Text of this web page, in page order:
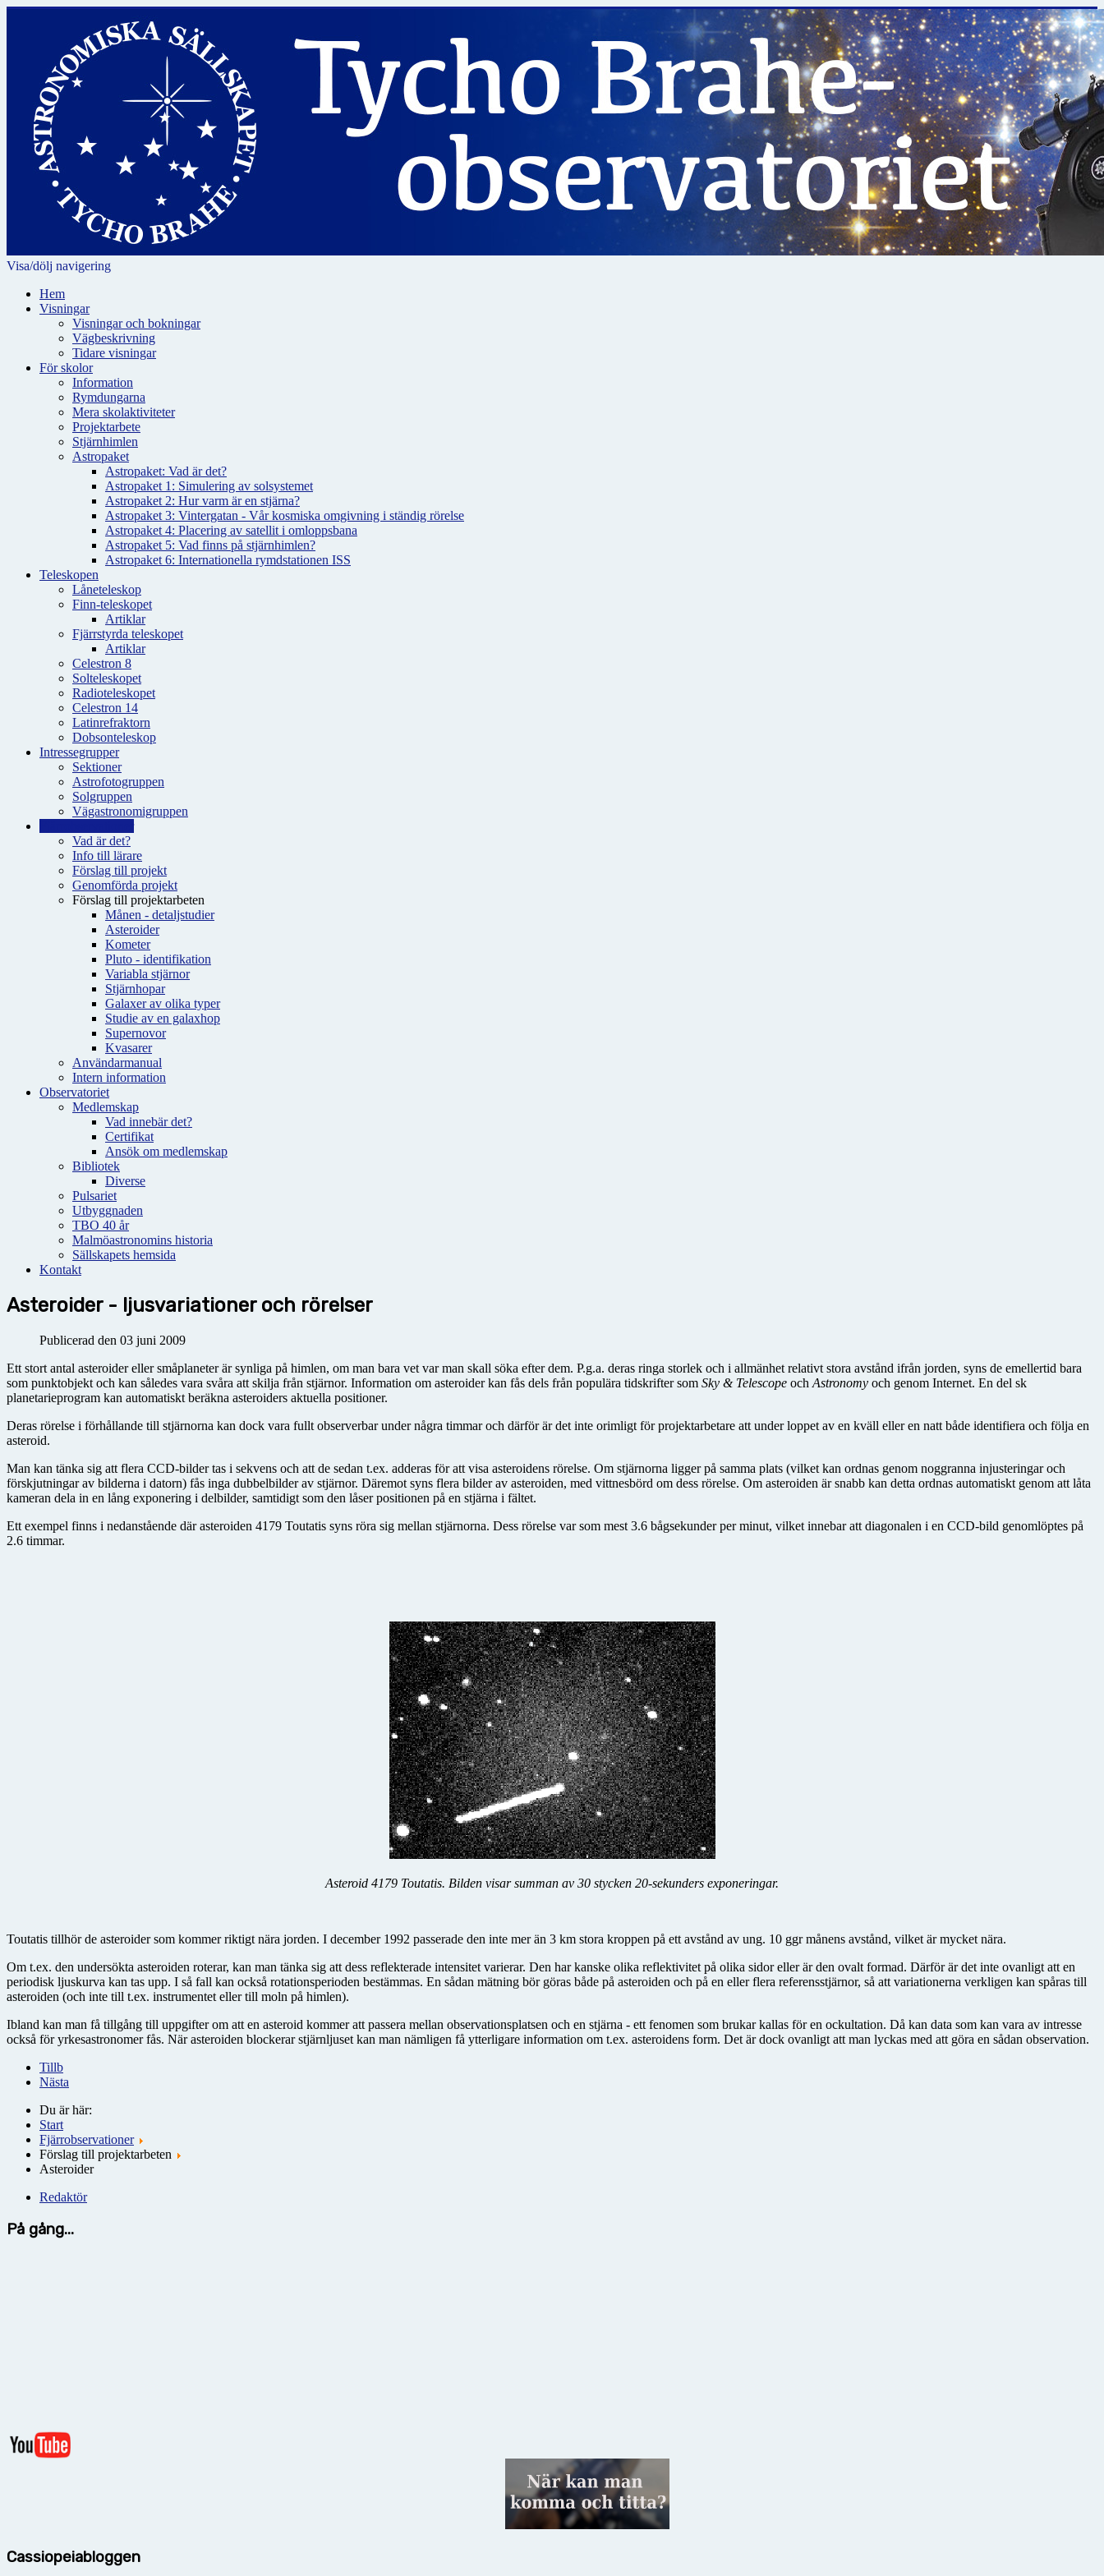
Visa/dölj navigering
Hem
Visningar
Visningar och bokningar
Vägbeskrivning
Tidare visningar
För skolor
Information
Rymdungarna
Mera skolaktiviteter
Projektarbete
Stjärnhimlen
Astropaket
Astropaket: Vad är det?
Astropaket 1: Simulering av solsystemet
Astropaket 2: Hur varm är en stjärna?
Astropaket 3: Vintergatan - Vår kosmiska omgivning i ständig rörelse
Astropaket 4: Placering av satellit i omloppsbana
Astropaket 5: Vad finns på stjärnhimlen?
Astropaket 6: Internationella rymdstationen ISS
Teleskopen
Låneteleskop
Finn-teleskopet
Artiklar
Fjärrstyrda teleskopet
Artiklar
Celestron 8
Solteleskopet
Radioteleskopet
Celestron 14
Latinrefraktorn
Dobsonteleskop
Intressegrupper
Sektioner
Astrofotogruppen
Solgruppen
Vägastronomigruppen
Vad är det?
Info till lärare
Förslag till projekt
Genomförda projekt
Förslag till projektarbeten
Månen - detaljstudier
Asteroider
Kometer
Pluto - identifikation
Variabla stjärnor
Stjärnhopar
Galaxer av olika typer
Studie av en galaxhop
Supernovor
Kvasarer
Användarmanual
Intern information
Observatoriet
Medlemskap
Vad innebär det?
Certifikat
Ansök om medlemskap
Bibliotek
Diverse
Pulsariet
Utbyggnaden
TBO 40 år
Malmöastronomins historia
Sällskapets hemsida
Kontakt
Asteroider - ljusvariationer och rörelser
Publicerad den 03 juni 2009
Ett stort antal asteroider eller småplaneter är synliga på himlen, om man bara vet var man skall söka efter dem. P.g.a. deras ringa storlek och i allmänhet relativt stora avstånd ifrån jorden, syns de emellertid bara
som punktobjekt och kan således vara svåra att skilja från stjärnor. Information om asteroider kan fås dels från populära tidskrifter som Sky & Telescope och Astronomy och genom Internet. En del sk
planetarieprogram kan automatiskt beräkna asteroiders aktuella positioner.
Deras rörelse i förhållande till stjärnorna kan dock vara fullt observerbar under några timmar och därför är det inte orimligt för projektarbetare att under loppet av en kväll eller en natt både identifiera och följa en
asteroid.
Man kan tänka sig att flera CCD-bilder tas i sekvens och att de sedan t.ex. adderas för att visa asteroidens rörelse. Om stjärnorna ligger på samma plats (vilket kan ordnas genom noggranna injusteringar och
förskjutningar av bilderna i datorn) fås inga dubbelbilder av stjärnor. Däremot syns flera bilder av asteroiden, med vittnesbörd om dess rörelse. Om asteroiden är snabb kan detta ordnas automatiskt genom att låta
kameran dela in en lång exponering i delbilder, samtidigt som den låser positionen på en stjärna i fältet.
Ett exempel finns i nedanstående där asteroiden 4179 Toutatis syns röra sig mellan stjärnorna. Dess rörelse var som mest 3.6 bågsekunder per minut, vilket innebar att diagonalen i en CCD-bild genomlöptes på
2.6 timmar.
Asteroid 4179 Toutatis. Bilden visar summan av 30 stycken 20-sekunders exponeringar.
Toutatis tillhör de asteroider som kommer riktigt nära jorden. I december 1992 passerade den inte mer än 3 km stora kroppen på ett avstånd av ung. 10 ggr månens avstånd, vilket är mycket nära.
Om t.ex. den undersökta asteroiden roterar, kan man tänka sig att dess reflekterade intensitet varierar. Den har kanske olika reflektivitet på olika sidor eller är den ovalt formad. Därför är det inte ovanligt att en
periodisk ljuskurva kan tas upp. I så fall kan också rotationsperioden bestämmas. En sådan mätning bör göras både på asteroiden och på en eller flera referensstjärnor, så att variationerna verkligen kan spåras till
asteroiden (och inte till t.ex. instrumentet eller till moln på himlen).
Ibland kan man få tillgång till uppgifter om att en asteroid kommer att passera mellan observationsplatsen och en stjärna - ett fenomen som brukar kallas för en ockultation. Då kan data som kan vara av intresse
också för yrkesastronomer fås. När asteroiden blockerar stjärnljuset kan man nämligen få ytterligare information om t.ex. asteroidens form. Det är dock ovanligt att man lyckas med att göra en sådan observation.
Tillb
Nästa
Du är här:
Start
Fjärrobservationer
Förslag till projektarbeten
Asteroider
Redaktör
På gång...
Cassiopeiabloggen